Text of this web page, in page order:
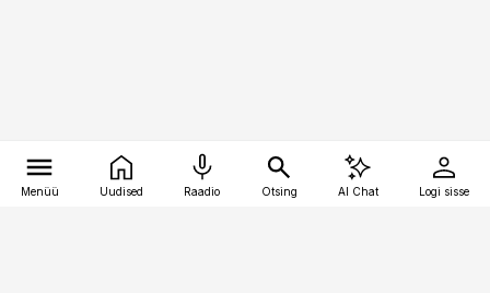
Menüü Uudised Raadio Otsing AI Chat Logi sisse